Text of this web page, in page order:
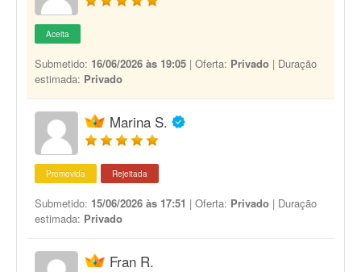
Aceita
Submetido: 16/06/2026 às 19:05 | Oferta: Privado | Duração
estimada: Privado
Marina S.
Promovida Rejeitada
Submetido: 15/06/2026 às 17:51 | Oferta: Privado | Duração
estimada: Privado
Fran R.